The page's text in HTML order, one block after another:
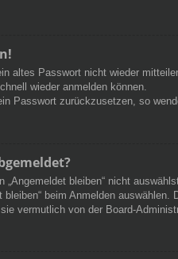
altes Passwort nicht wieder
wieder anmelden können.
Passwort zurückzusetzen, so
„Angemeldet bleiben“ nicht
bleiben“ beim Anmelden
vermutlich von der Board-